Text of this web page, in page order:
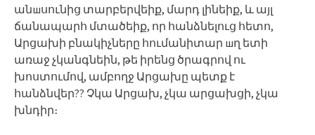
անшսունից տարբերվեիք, մարդ լինեիք, և այլ
ճանապարհ մտածեիք, որ հանձնելուց հետո,
Արցախի բնակիչները հումանիտար шղ ետի
առաջ չկանգնեին, թե իրենց ծրագրով ու
խոստումով, ամբողջ Արցախը պետք է
հանձնվեր?? Չկա Արցախ, չկա արցախցի, չկա
խնդիր։